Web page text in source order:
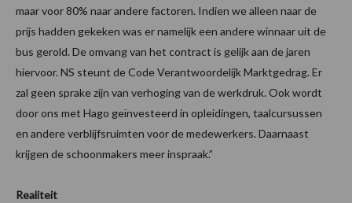
maar voor 80% naar andere factoren. Indien we alleen naar de
prijs hadden gekeken was er namelijk een andere winnaar uit de
bus gerold. De omvang van het contract is gelijk aan de jaren
hiervoor. NS steunt de Code Verantwoordelijk Marktgedrag. Er
zal geen sprake zijn van verhoging van de werkdruk. Ook wordt
door ons met Hago geïnvesteerd in opleidingen, taalcursussen
en andere verblijfsruimten voor de medewerkers. Daarnaast
krijgen de schoonmakers meer inspraak.”
Realiteit